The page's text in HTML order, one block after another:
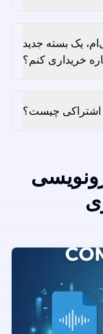
یک بسته جدید
خریداری کنم؟
اشتراکی چیست؟